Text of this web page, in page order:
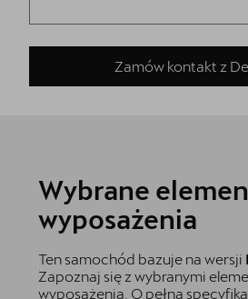
Zamów kontakt z
Wybrane
wyposażenia
Ten samochód bazuje na wersji
Zapoznaj się z wybranymi
wyposażenia. O pełną